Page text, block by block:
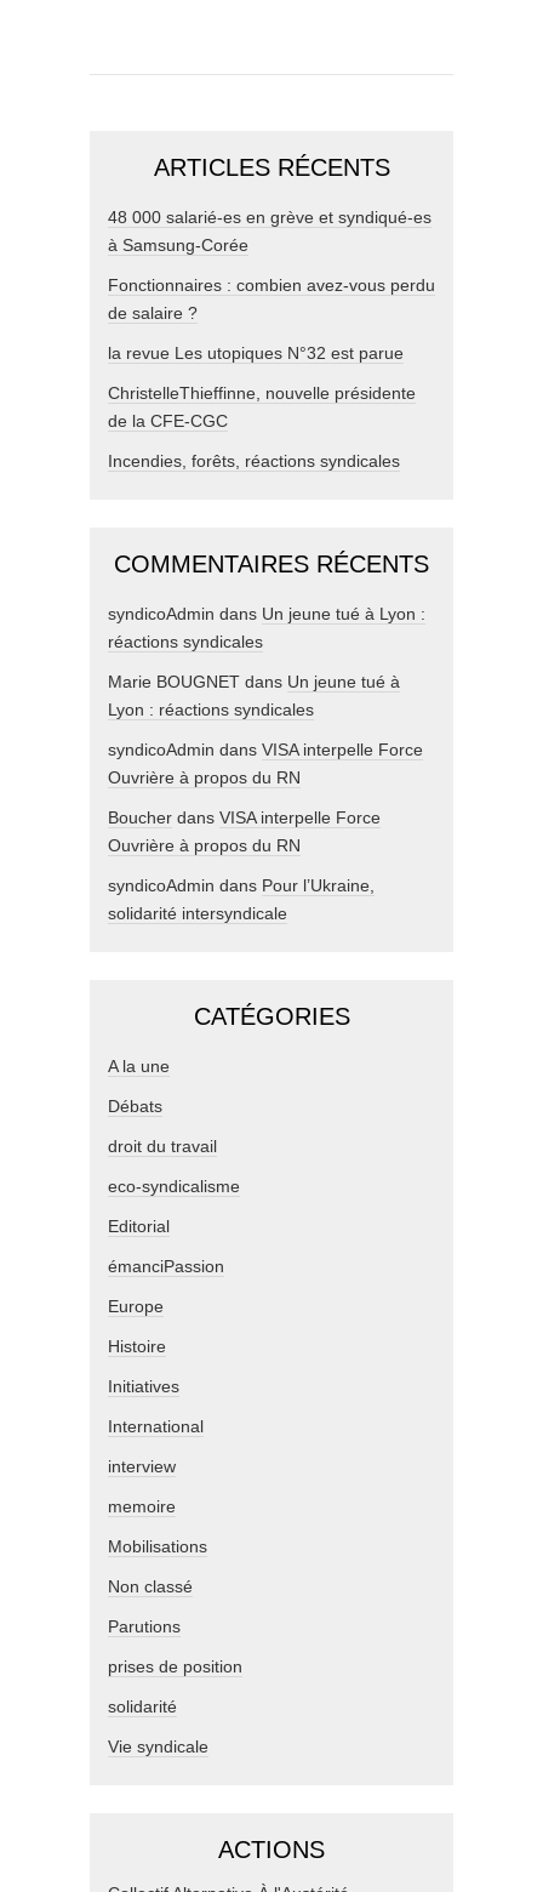
ARTICLES RÉCENTS
48 000 salarié-es en grève et syndiqué-es
à Samsung-Corée
Fonctionnaires : combien avez-vous perdu
de salaire ?
la revue Les utopiques N°32 est parue
ChristelleThieffinne, nouvelle présidente
de la CFE-CGC
Incendies, forêts, réactions syndicales
COMMENTAIRES RÉCENTS
syndicoAdmin dans Un jeune tué à Lyon :
réactions syndicales
Marie BOUGNET dans Un jeune tué à
Lyon : réactions syndicales
syndicoAdmin dans VISA interpelle Force
Ouvrière à propos du RN
Boucher dans VISA interpelle Force
Ouvrière à propos du RN
syndicoAdmin dans Pour l’Ukraine,
solidarité intersyndicale
CATÉGORIES
A la une
Débats
droit du travail
eco-syndicalisme
Editorial
émanciPassion
Europe
Histoire
Initiatives
International
interview
memoire
Mobilisations
Non classé
Parutions
prises de position
solidarité
Vie syndicale
ACTIONS